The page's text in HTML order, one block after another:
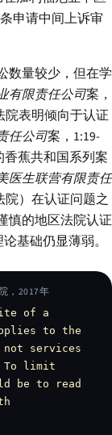
申请中间上诉审
数量较少，但在学
有限责任公司案，
院表明倾向于认证
任公司案，1:19-
香蕉共和国系列案
医生联营有限责任
院）在认证问题之
慎的地区法院认证
基础仍显薄弱。
，2017年
of a
to the
not services
To limit
be to read